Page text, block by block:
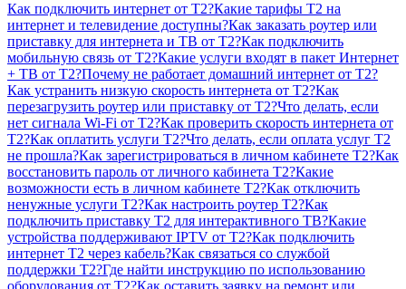
Как подключить интернет от T2?Какие тарифы T2 на
интернет и телевидение доступны?Как заказать роутер или
приставку для интернета и ТВ от T2?Как подключить
мобильную связь от T2?Какие услуги входят в пакет Интернет
+ ТВ от T2?Почему не работает домашний интернет от T2?
Как устранить низкую скорость интернета от T2?Как
перезагрузить роутер или приставку от T2?Что делать, если
нет сигнала Wi-Fi от T2?Как проверить скорость интернета от
T2?Как оплатить услуги T2?Что делать, если оплата услуг T2
не прошла?Как зарегистрироваться в личном кабинете T2?Как
восстановить пароль от личного кабинета T2?Какие
возможности есть в личном кабинете T2?Как отключить
ненужные услуги T2?Как настроить роутер T2?Как
подключить приставку T2 для интерактивного ТВ?Какие
устройства поддерживают IPTV от T2?Как подключить
интернет T2 через кабель?Как связаться со службой
поддержки T2?Где найти инструкцию по использованию